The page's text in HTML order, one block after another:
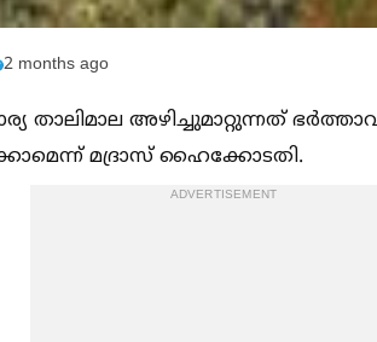
2 months ago
താലിമാല അഴിച്ചുമാറ്റുന്നത്
മദ്രാസ് ഹൈക്കോടതി.
ADVERTISEMENT